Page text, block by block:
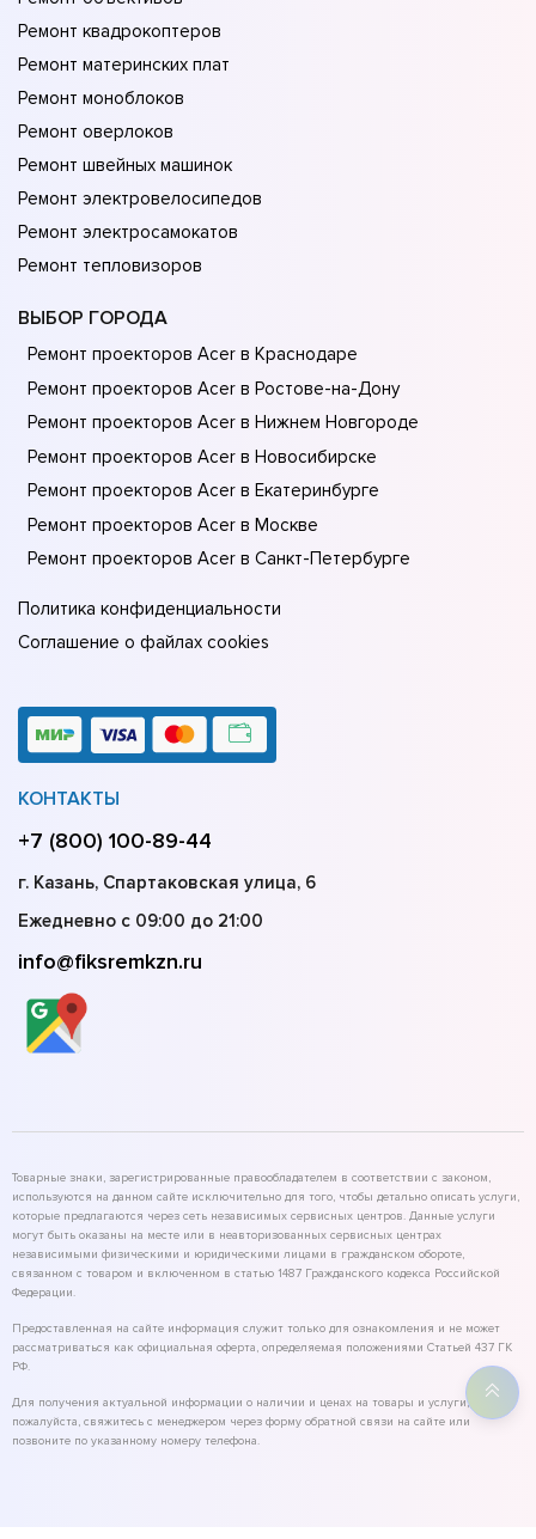
Ремонт квадрокоптеров
Ремонт материнских плат
Ремонт моноблоков
Ремонт оверлоков
Ремонт швейных машинок
Ремонт электровелосипедов
Ремонт электросамокатов
Ремонт тепловизоров
ВЫБОР ГОРОДА
Ремонт проекторов Acer в Краснодаре
Ремонт проекторов Acer в Ростове-на-Донy
Ремонт проекторов Acer в Нижнем Новгороде
Ремонт проекторов Acer в Новосибирске
Ремонт проекторов Acer в Екатеринбурге
Ремонт проекторов Acer в Москве
Ремонт проекторов Acer в Санкт-Петербурге
Политика конфиденциальности
Соглашение о файлах cookies
КОНТАКТЫ
+7 (800) 100-89-44
г. Казань, Спартаковская улица, 6
Ежедневно с 09:00 до 21:00
info@fiksremkzn.ru
Товарные знаки, зарегистрированные правообладателем в соответствии с законом,
используются на данном сайте исключительно для того, чтобы детально описать услуги,
которые предлагаются через сеть независимых сервисных центров. Данные услуги
могут быть оказаны на месте или в неавторизованных сервисных центрах
независимыми физическими и юридическими лицами в гражданском обороте,
связанном с товаром и включенном в статью 1487 Гражданского кодекса Российской
Федерации.
Предоставленная на сайте информация служит только для ознакомления и не может
рассматриваться как официальная оферта, определяемая положениями Статьей 437 ГК
РФ.
Для получения актуальной информации о наличии и ценах на товары и услуги,
пожалуйста, свяжитесь с менеджером через форму обратной связи на сайте или
позвоните по указанному номеру телефона.